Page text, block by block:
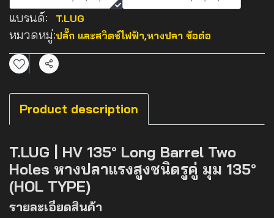
แบรนด์: T.LUG
หมวดหมู่:ปลั๊ก และสวิตช์ไฟฟ้า,หางปลา ข้อต่อ
แชร์
Product description
T.LUG | HV 135° Long Barrel Two
Holes หางปลาแรงสูงชนิดรูคู่ มุม 135°
(HOL TYPE)
รายละเอียดสินค้า